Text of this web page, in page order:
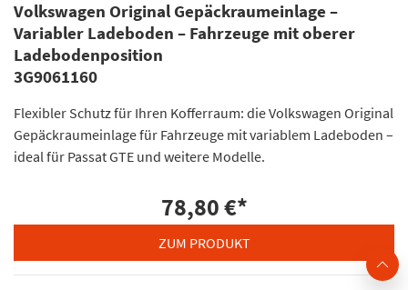
Volkswagen Original Gepäckraumeinlage –
Variabler Ladeboden – Fahrzeuge mit oberer
Ladebodenposition
3G9061160
Flexibler Schutz für Ihren Kofferraum: die Volkswagen Original
Gepäckraumeinlage für Fahrzeuge mit variablem Ladeboden –
ideal für Passat GTE und weitere Modelle.
78,80 €*
ZUM PRODUKT